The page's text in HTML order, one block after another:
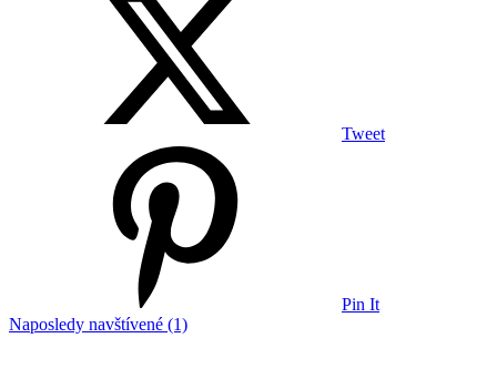
Tweet
Pin It
Naposledy navštívené (1)